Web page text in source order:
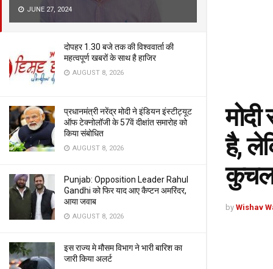
JUNE 27, 2024
दोपहर 1.30 बजे तक की विश्ववार्ता की
महत्वपूर्ण खबरों के साथ है हाजिर
AUGUST 8, 2026
प्रधानमंत्री नरेंद्र मोदी ने इंडियन इंस्टीट्यूट
ऑफ टेक्नोलॉजी के 57वें दीक्षांत समारोह को
किया संबोधित
AUGUST 8, 2026
Punjab: Opposition Leader Rahul
Gandhi को फिर याद आए कैप्टन अमरिंदर,
आया जवाब
AUGUST 8, 2026
इस राज्य मे मौसम विभाग ने भारी बारिश का
जारी किया अलर्ट
है,
by Wishav